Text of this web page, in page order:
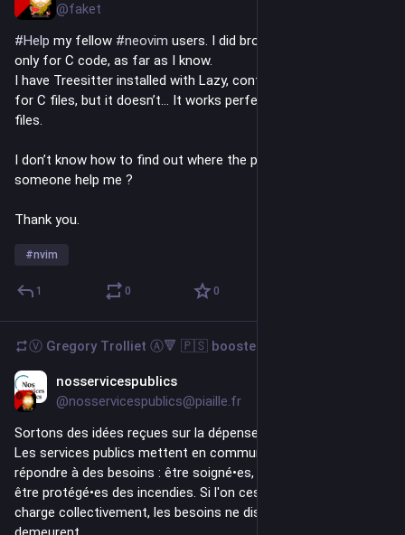
@faket
#Help my fellow #neovim users. I did broke my autoindent, but
only for C code, as far as I know.
I have Treesitter installed with Lazy, configured to work also
for C files, but it doesn’t… It works perfectly with like html
files.
I don’t know how to find out where the problem is, can
someone help me ?
Thank you.
#nvim
1 0 0
Ⓥ Gregory Trolliet Ⓐ🔻 🇵🇸 boosted
nosservicespublics
@nosservicespublics@piaille.fr
Sortons des idées reçues sur la dépense publique.
Les services publics mettent en commun des moyens pour
répondre à des besoins : être soigné•es, éduqué•es, se loger,
être protégé•es des incendies. Si l'on cesse de les prendre en
charge collectivement, les besoins ne disparaissent pas, ils